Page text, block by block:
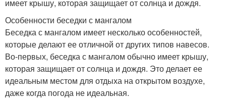
имеет крышу, которая защищает от солнца и дождя.
Особенности беседки с мангалом
Беседка с мангалом имеет несколько особенностей,
которые делают ее отличной от других типов навесов.
Во-первых, беседка с мангалом обычно имеет крышу,
которая защищает от солнца и дождя. Это делает ее
идеальным местом для отдыха на открытом воздухе,
даже когда погода не идеальная.